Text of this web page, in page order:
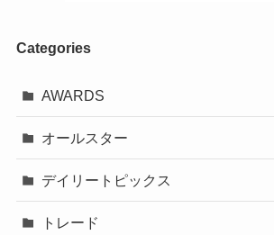
Categories
AWARDS
オールスター
デイリートピックス
トレード